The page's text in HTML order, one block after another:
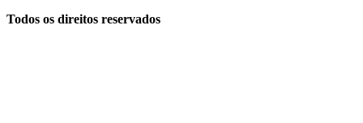
Todos os direitos reservados